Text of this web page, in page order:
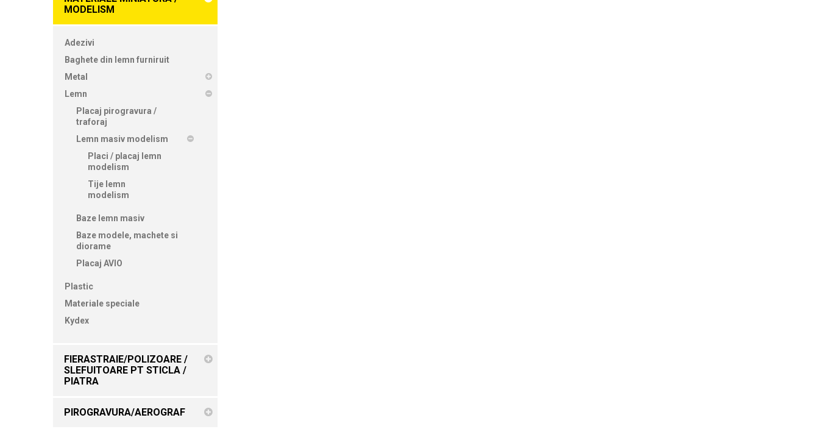
MODELISM
Adezivi
Baghete din lemn furniruit
Metal
Lemn
Placaj pirogravura /
traforaj
Lemn masiv modelism
Placi / placaj lemn
modelism
Tije lemn
modelism
Baze lemn masiv
Baze modele, machete si
diorame
Placaj AVIO
Plastic
Materiale speciale
Kydex
FIERASTRAIE/POLIZOARE /
SLEFUITOARE PT STICLA /
PIATRA
PIROGRAVURA/AEROGRAF